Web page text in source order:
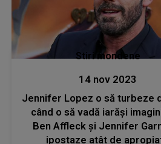
Stiri mondene
14 nov 2023
Jennifer Lopez o să turbeze
când o să vadă iarăși
Ben Affleck și Jennifer
ipostaze atât de